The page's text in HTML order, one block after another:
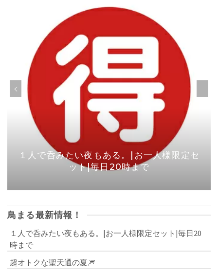
１人で呑みたい夜もある。|お一人様限定セ
ット|毎日20時まで
鳥まる最新情報！
１人で呑みたい夜もある。|お一人様限定セット|毎日20
時まで
超オトクな聖天通の夏🎆